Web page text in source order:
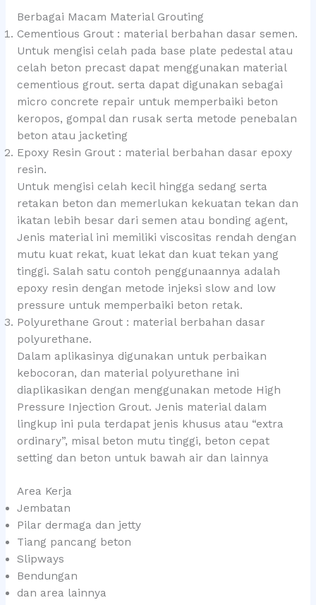
Berbagai Macam Material Grouting
Cementious Grout : material berbahan dasar semen.
Untuk mengisi celah pada base plate pedestal atau
celah beton precast dapat menggunakan material
cementious grout. serta dapat digunakan sebagai
micro concrete repair untuk memperbaiki beton
keropos, gompal dan rusak serta metode penebalan
beton atau jacketing
Epoxy Resin Grout : material berbahan dasar epoxy
resin.
Untuk mengisi celah kecil hingga sedang serta
retakan beton dan memerlukan kekuatan tekan dan
ikatan lebih besar dari semen atau bonding agent,
Jenis material ini memiliki viscositas rendah dengan
mutu kuat rekat, kuat lekat dan kuat tekan yang
tinggi. Salah satu contoh penggunaannya adalah
epoxy resin dengan metode injeksi slow and low
pressure untuk memperbaiki beton retak.
Polyurethane Grout : material berbahan dasar
polyurethane.
Dalam aplikasinya digunakan untuk perbaikan
kebocoran, dan material polyurethane ini
diaplikasikan dengan menggunakan metode High
Pressure Injection Grout. Jenis material dalam
lingkup ini pula terdapat jenis khusus atau “extra
ordinary”, misal beton mutu tinggi, beton cepat
setting dan beton untuk bawah air dan lainnya
Area Kerja
Jembatan
Pilar dermaga dan jetty
Tiang pancang beton
Slipways
Bendungan
dan area lainnya